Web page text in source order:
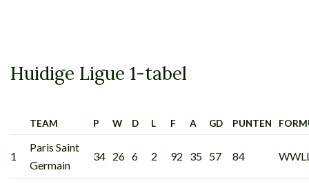
Huidige Ligue 1-tabel
TEAM P W D L F A GD PUNTEN
1
Paris Saint
Germain
34 26 6 2 92 35 57 84